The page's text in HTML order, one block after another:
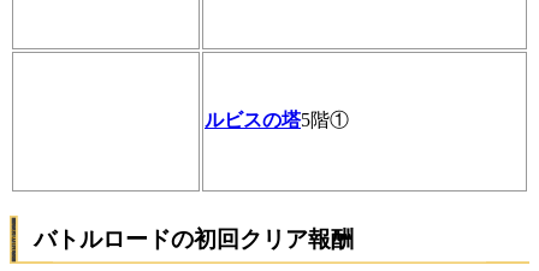
ルビスの塔5階①
バトルロードの初回クリア報酬